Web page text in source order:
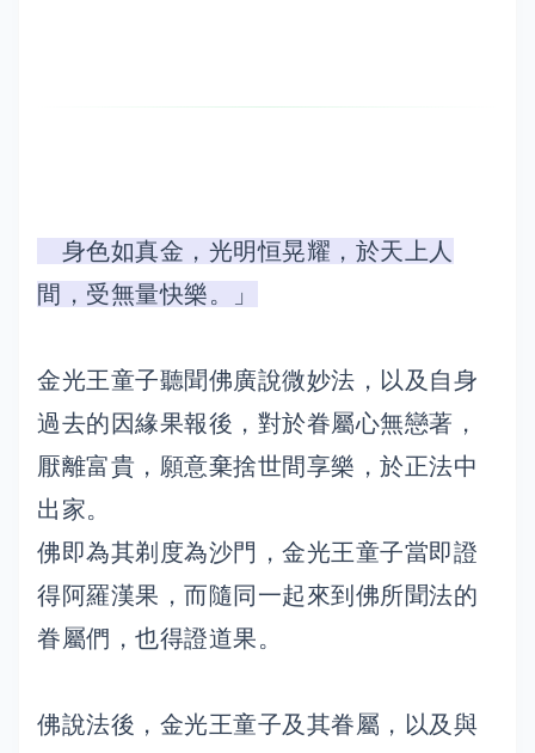
身色如真金，光明恒晃耀，於天上人
間，受無量快樂。」
金光王童子聽聞佛廣說微妙法，以及自身
過去的因緣果報後，對於眷屬心無戀著，
厭離富貴，願意棄捨世間享樂，於正法中
出家。
佛即為其剃度為沙門，金光王童子當即證
得阿羅漢果，而隨同一起來到佛所聞法的
眷屬們，也得證道果。
佛說法後，金光王童子及其眷屬，以及與